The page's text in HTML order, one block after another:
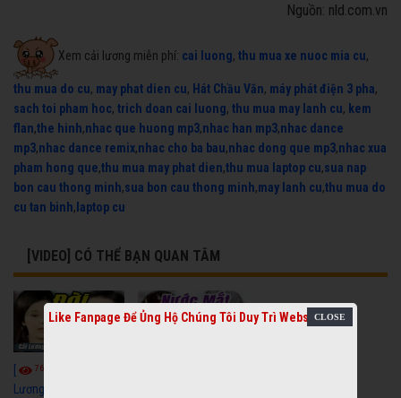
Nguồn: nld.com.vn
Xem cải lương miễn phí: cai luong, thu mua xe nuoc mia cu,
thu mua do cu, may phat dien cu, Hát Chầu Văn, máy phát điện 3 pha,
sach toi pham hoc, trich doan cai luong, thu mua may lanh cu, kem
flan,the hinh,nhac que huong mp3,nhac han mp3,nhac dance
mp3,nhac dance remix,nhac cho ba bau,nhac dong que mp3,nhac xua
pham hong que,thu mua may phat dien,thu mua laptop cu,sua nap
bon cau thong minh,sua bon cau thong minh,may lanh cu,thu mua do
cu tan binh,laptop cu
[VIDEO] CÓ THỂ BẠN QUAN TÂM
7665
Lương Xưa : Đời Cô
Like Fanpage Để Ủng Hộ Chúng Tôi Duy Trì Website